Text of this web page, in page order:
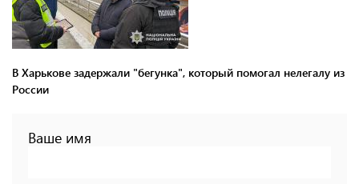
В Харькове задержали "бегунка", который помогал нелегалу из
России
Ваше имя